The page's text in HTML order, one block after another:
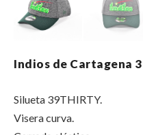
Indios de Cartagena
Silueta 39THIRTY.
Visera curva.